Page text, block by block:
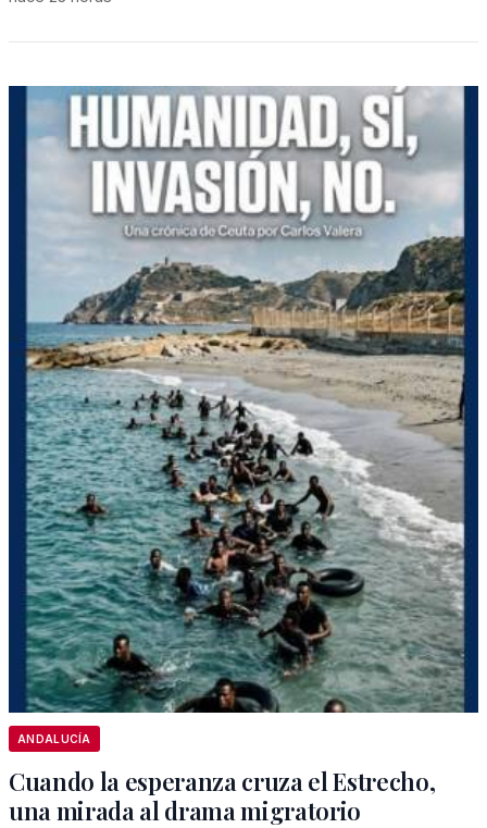
ANDALUCÍA
Cuando la esperanza cruza el Estrecho,
una mirada al drama migratorio